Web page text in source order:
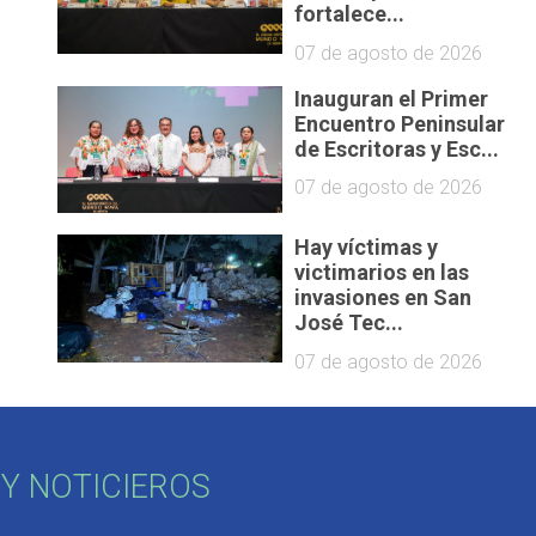
fortalece...
07 de agosto de 2026
Inauguran el Primer
Encuentro Peninsular
de Escritoras y Esc...
07 de agosto de 2026
Hay víctimas y
victimarios en las
invasiones en San
José Tec...
07 de agosto de 2026
NOTICIEROS